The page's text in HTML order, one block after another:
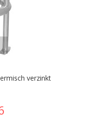
verzinkt